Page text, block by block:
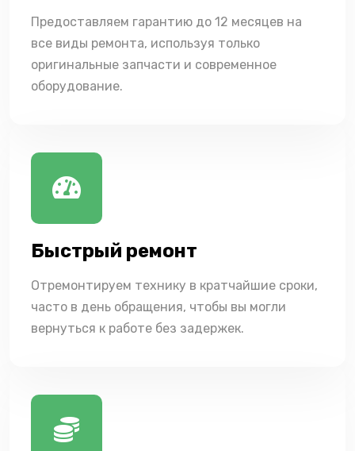
Предоставляем гарантию до 12 месяцев на
все виды ремонта, используя только
оригинальные запчасти и современное
оборудование.
Быстрый ремонт
Отремонтируем технику в кратчайшие сроки,
часто в день обращения, чтобы вы могли
вернуться к работе без задержек.